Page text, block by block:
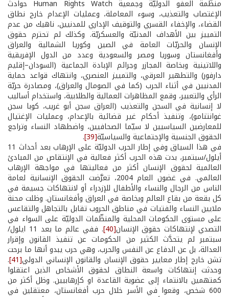
منظّمة العفو الدوليّة وجمعية Human Rights Watch حوادث
الإغتصاب والتعذيب، وسوء المعاملة، وعمليات الإعدام خارج نطاق
القضاء، والإخفاء القسري والتوقيف الإداري للمدنيين، ناهيك من عدم
التمييز بين الأهداف المدنيّة والعسكريّة. وكذلك لم تحترم حقوق
الإنسان والحريّات العامة في الصين وكوريا الشمالية والعراق
وأفغانستان وسوريا ومصر والسعودية وعدد من الدول الإفريقية
واللاتينية وبخاصة المجازر وجرائم الإبادة الجماعية (السودان–إقليم
دارفور) والتطهير العرقي، والتمييز العنصري، وانتهاك قواعد حماية
المدنيين في أثناء الحرب (كما في الصومال والعراق)، ومصادرة حريّة
الرأي والتعبير، وقمع المظاهرات العمالية والطلابية، واستخدام أساليب
لا إنسانية في السجن والتعذيب (العراق سجن أبو غريب، كوبا سجن
غوانتنامو)، وتنفيذ أحكام غير قضائية بالإعدام، وعمليات الإغتيال
للمعارضين السياسيين لا سيّما الصحافيين، واضطهاد النساء وتراجع
الحقوق الجنسية والإجتماعية والسياسيّة[39]
.
في هذا السياق وفي إطار الحرب الدوليّة على الإرهاب بعد أحداث 11
أيلول/سبتمبر، بدت هذه الحرب أكثر فعالية في الإنتقاص من المبادئ
العالمية لحقوق الإنسان أكثر من فعاليتها في مواجهة الإرهاب
العالمي. في غضون العام 2004، تعرَّضت الحقوق الإنسانية لعامة
الناس من الرجال والنساء والأطفال للإزدراء أو لانتهاكات جسيمة في
كل بقعة من بقاع العالم وبخاصة في العراق وأفغانستان. وظلت محنة
ملايين النساء والفتيات في مناطق الحروب تقابل بالتجاهل والتقاعس
على مستوى الحكومات المحلية والمنظّمات الدوليّة على السواء في
التصدي لإنتهاكات حقوق الإنسان[40] . ففي عالم ما بعد 11 ايلول/
سبتمبر لم يتحدَّث الكثير من الحكومات عن تنفيذ القانون وإقرار
العدالة، بل عن الدفاع عن النفس والحرب، وهي حرب يبدو أنها ما برحت
تشن خارج إطار معايير حقوق الإنسان والقانون الإنساني الدولي[41]
.
وحدثت إنتهاكات واسعة النطاق لحقوق الأشخاص الذين اعتقلوا
كمتهمين بالانتماء إلى عضوية القاعدة او كإرهابيين. وظل أكثر من
600 شخص، وقعوا في الأسر خلال حرب أفغانستان، معتقلين في